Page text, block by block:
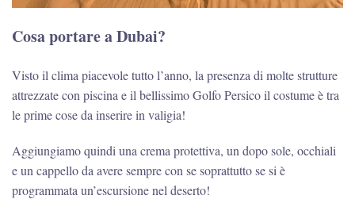
Cosa portare a Dubai?
Visto il clima piacevole tutto l’anno, la presenza di molte strutture
attrezzate con piscina e il bellissimo Golfo Persico il costume è tra
le prime cose da inserire in valigia!
Aggiungiamo quindi una crema protettiva, un dopo sole, occhiali
e un cappello da avere sempre con se soprattutto se si è
programmata un’escursione nel deserto!